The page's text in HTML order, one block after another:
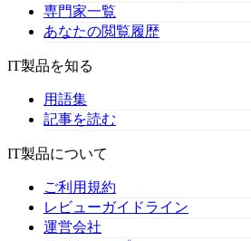
専門家一覧
あなたの閲覧履歴
IT製品を知る
用語集
記事を読む
IT製品について
ご利用規約
レビューガイドライン
運営会社